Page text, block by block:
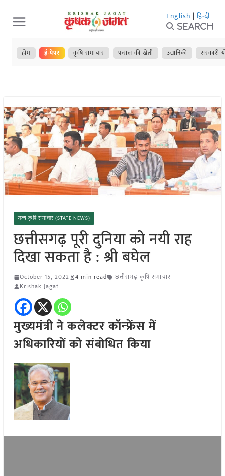
Skip
to
content
English | हिन्दी
Search
होम ई-पेपर कृषि समाचार फसल की खेती उद्यानिकी सरकारी
राज्य कृषि समाचार (STATE NEWS)
छत्तीसगढ़ पूरी दुनिया को नयी राह
दिखा सकता है : श्री बघेल
October 15, 2022 4 min read
छत्तीसगढ़ कृषि समाचार
Krishak Jagat
मुख्यमंत्री ने कलेक्टर कॉन्फ्रेंस में
अधिकारियों को संबोधित किया